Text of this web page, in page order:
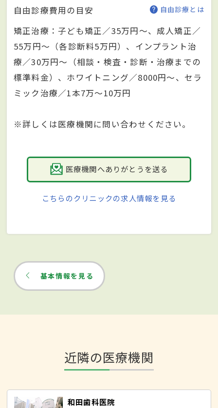
自由診療費用の目安 自由診療とは
矯正治療：子ども矯正／35万円～、成人矯正／
55万円～（各診断料5万円）、インプラント治
療／30万円～（相談・検査・診断・治療までの
標準料金）、ホワイトニング／8000円～、セラ
ミック治療／1本7万～10万円
※詳しくは医療機関に問い合わせください。
医療機関へありがとうを送る
こちらのクリニックの求人情報を見る
基本情報を見る
近隣の医療機関
和田歯科医院